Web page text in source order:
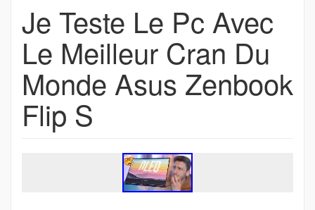
Je Teste Le Pc Avec
Le Meilleur Cran Du
Monde Asus Zenbook
Flip S